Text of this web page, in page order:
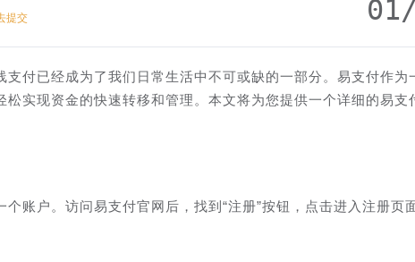
提交
付已经成为了我们日常生活中不可或缺的一部分。易支付作为
实现资金的快速转移和管理。本文将为您提供一个详细的易支
账户。访问易支付官网后，找到“注册”按钮，点击进入注册页